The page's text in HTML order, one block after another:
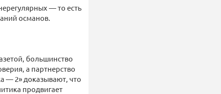
— то есть
османов.
большинство
а партнерство
— 2» доказывают, что
продвигает